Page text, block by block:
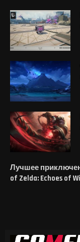
Лучшее
of Zelda: Echoes of